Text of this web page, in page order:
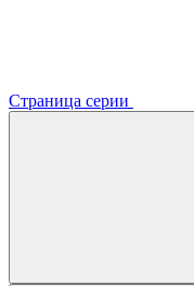
Страница серии